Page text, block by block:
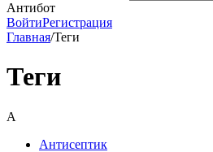
Антибот
ВойтиРегистрация
Главная/Теги
Теги
А
Антисептик